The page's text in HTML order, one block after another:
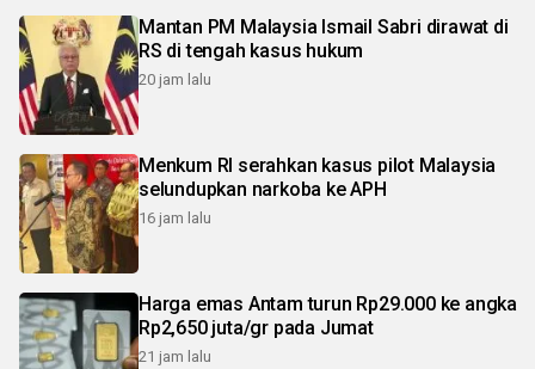
Mantan PM Malaysia Ismail Sabri dirawat di
RS di tengah kasus hukum
20 jam lalu
Menkum RI serahkan kasus pilot Malaysia
selundupkan narkoba ke APH
16 jam lalu
Harga emas Antam turun Rp29.000 ke angka
Rp2,650 juta/gr pada Jumat
21 jam lalu